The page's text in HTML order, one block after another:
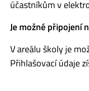
účastníkům v
Je možné připojení
V areálu školy je
Přihlašovací údaje